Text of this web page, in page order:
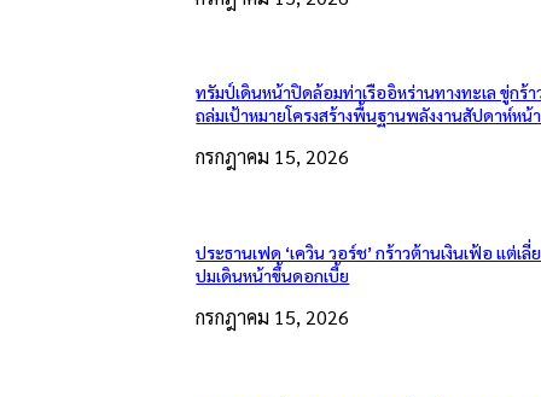
ทรัมป์เดินหน้าปิดล้อมท่าเรืออิหร่านทางทะเล ขู่กร้า
ถล่มเป้าหมายโครงสร้างพื้นฐานพลังงานสัปดาห์หน้า
กรกฎาคม 15, 2026
ประธานเฟด ‘เควิน วอร์ช’ กร้าวต้านเงินเฟ้อ แต่เลี่
ปมเดินหน้าขึ้นดอกเบี้ย
กรกฎาคม 15, 2026